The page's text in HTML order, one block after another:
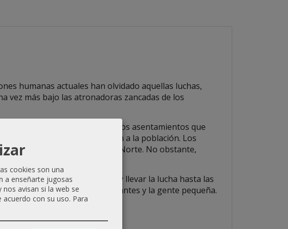
humanas actuales han olvidado aquellas luchas,
vez más bajo las atronadoras zancadas de los
gigantes de piedra arrasan los asentamientos que
gigantes de fuego esclavizan a la población. Los
sobre las poblaciones del Norte. No obstante,
una traición.
poder de las antiguas runas y llevar la lucha hasta las
la guerra entre los gigantes y la gente pequeña.
cookies son una
a enseñarte jugosas
avisan si la web se
acuerdo con su uso. Para